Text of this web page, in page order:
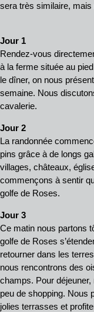
sera très similaire,
Jour 1
Rendez-vous
à la ferme située au
le dîner, on nous
semaine. Nous
cavalerie.
Jour 2
La randonnée
pins grâce à de longs
villages, châteaux,
commençons à sentir
golfe de Roses.
Jour 3
Ce matin nous partons
golfe de Roses
retourner dans les
nous rencontrons des
champs. Pour
peu de shopping. Nous
jolies terrasses et